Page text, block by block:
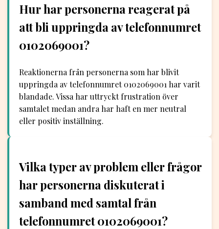
Hur har personerna reagerat på
att bli uppringda av telefonnumret
0102069001?
Reaktionerna från personerna som har blivit
uppringda av telefonnumret 0102069001 har varit
blandade. Vissa har uttryckt frustration över
samtalet medan andra har haft en mer neutral
eller positiv inställning.
Vilka typer av problem eller frågor
har personerna diskuterat i
samband med samtal från
telefonnumret 0102069001?